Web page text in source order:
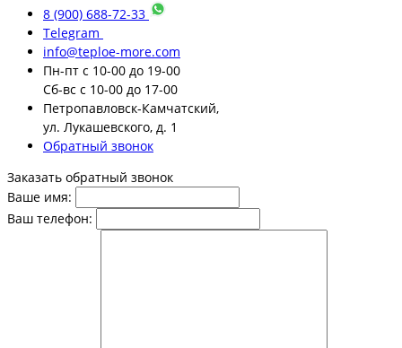
8 (900) 688-72-33
Telegram
info@teploe-more.com
Пн-пт с 10-00 до 19-00
Сб-вс с 10-00 до 17-00
Петропавловск-Камчатский,
ул. Лукашевского, д. 1
Обратный звонок
Заказать обратный звонок
Ваше имя:
Ваш телефон: